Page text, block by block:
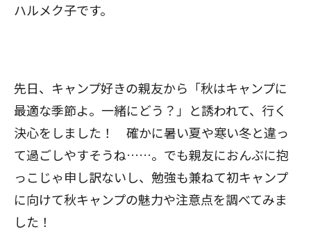
ハルメク子です。
先日、キャンプ好きの親友から「秋はキャンプに
最適な季節よ。一緒にどう？」と誘われて、行く
決心をしました！ 確かに暑い夏や寒い冬と違っ
て過ごしやすそうね……。でも親友におんぶに抱
っこじゃ申し訳ないし、勉強も兼ねて初キャンプ
に向けて秋キャンプの魅力や注意点を調べてみま
した！